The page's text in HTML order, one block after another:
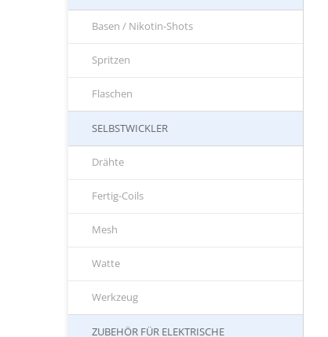
Basen / Nikotin-Shots
Spritzen
Flaschen
SELBSTWICKLER
Drähte
Fertig-Coils
Mesh
Watte
Werkzeug
ZUBEHÖR FÜR ELEKTRISCHE